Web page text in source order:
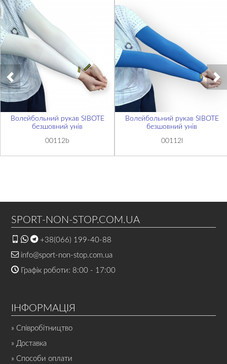
Волейбольний рукав SIBOTE
безшовний унів
00112b
Волейбольний рукав SIBOTE
безшовний унів
00112l
SPORT-NON-STOP.COM.UA
+38(066) 199-40-88
info@sport-non-stop.com.ua
Графік роботи: 8:00 - 17:00
ІНФОРМАЦІЯ
» Співробітництво
» Доставка
» Способи оплати